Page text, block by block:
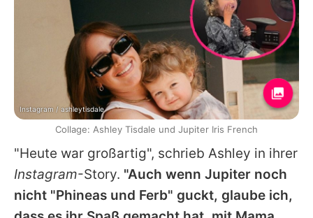
"Heute war großartig", schrieb Ashley in ihrer
Instagram-Story. "Auch wenn Jupiter noch
nicht "Phineas und Ferb" guckt, glaube ich,
Instagram / ashleytisdale
Collage: Ashley Tisdale und Jupiter Iris French